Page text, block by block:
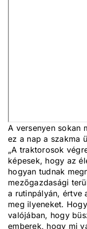
A versenyen sokan
ez a nap a szakma
„A traktorosok
képesek, hogy az
hogyan tudnak
mezőgazdasági
a rutinpályán, értve
meg ilyeneket.
valójában, hogy
emberek, hogy mi